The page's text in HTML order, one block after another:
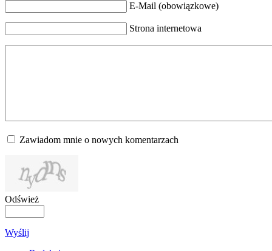
E-Mail (obowiązkowe)
Strona internetowa
Zawiadom mnie o nowych komentarzach
Odśwież
Wyślij